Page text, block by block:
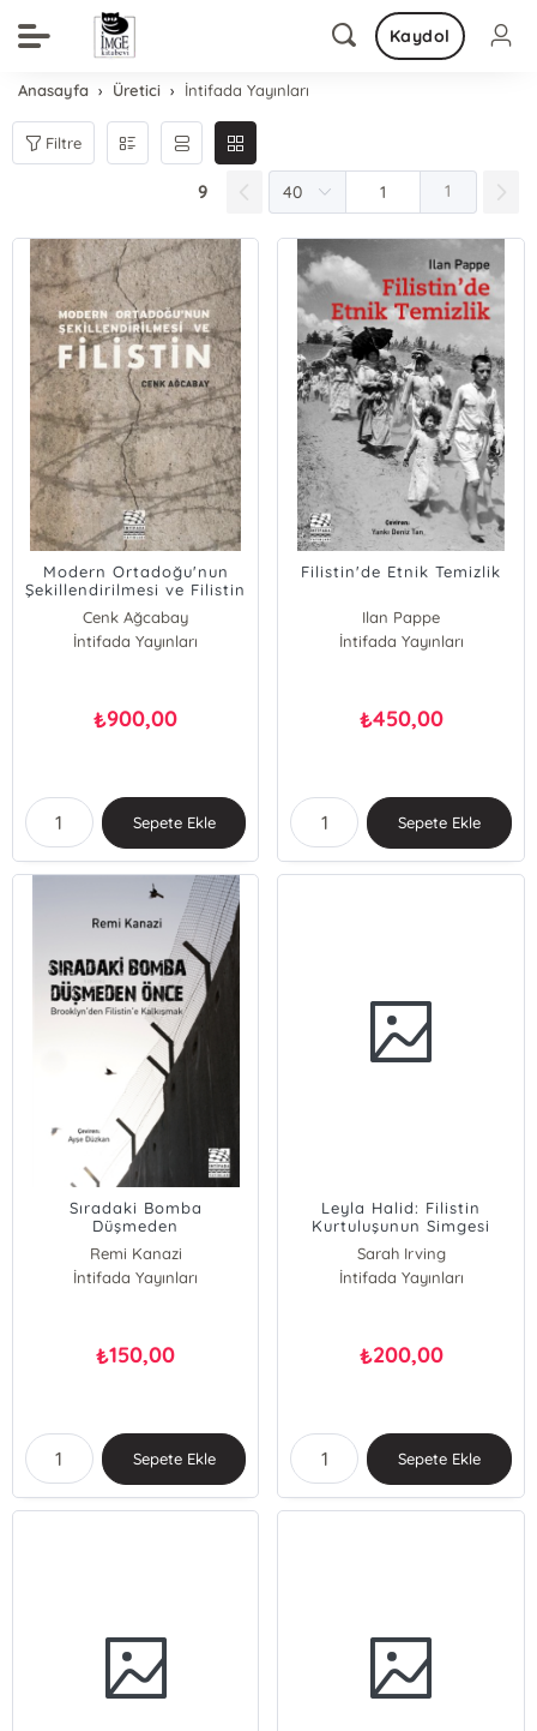
Kaydol
Anasayfa Üretici İntifada Yayınları
Filtre
9 1
Modern Ortadoğu'nun
Şekillendirilmesi ve Filistin
Cenk Ağcabay
İntifada Yayınları
₺900,00
Sepete Ekle
Filistin'de Etnik Temizlik
Ilan Pappe
İntifada Yayınları
₺450,00
Sepete Ekle
Sıradaki Bomba
Düşmeden
Filistin’e Kalkışmak
Remi Kanazi
İntifada Yayınları
₺150,00
Sepete Ekle
Leyla Halid: Filistin
Kurtuluşunun Simgesi
Sarah Irving
İntifada Yayınları
₺200,00
Sepete Ekle